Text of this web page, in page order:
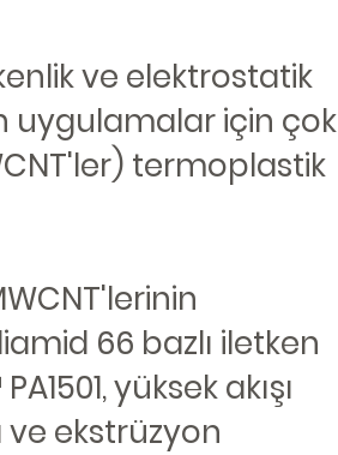
ve elektrostatik
uygulamalar için çok
termoplastik
66 bazlı iletken
yüksek akışı
ekstrüzyon